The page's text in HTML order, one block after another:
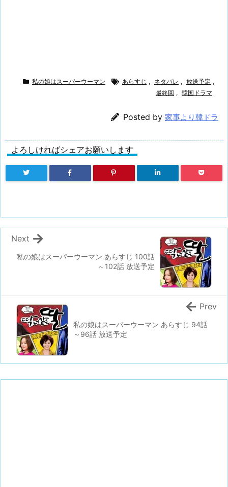
私の娘はスーパーウーマン あらすじ , ネタバレ , 放送予定 ,
最終回 , 韓国ドラマ
Posted by 家事より韓ドラ
よろしければシェアお願いします
私の娘はスーパーウーマン あらすじ 100話
～102話 放送予定
Next
私の娘はスーパーウーマン あらすじ 94話
～96話 放送予定
Prev